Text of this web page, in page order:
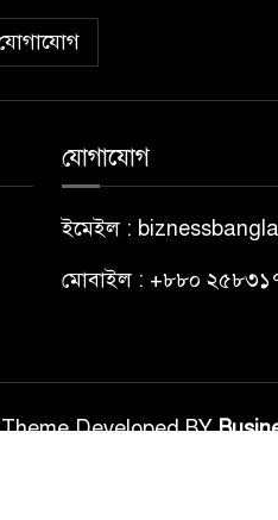
যোগাযোগ
ইমেইল :
মোবাইল : +৮৮০
Theme Developed BY